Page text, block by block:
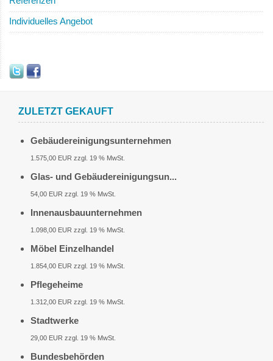
Individuelles Angebot
ZULETZT GEKAUFT
Gebäudereinigungsunternehmen
1.575,00 EUR zzgl. 19 % MwSt.
Glas- und Gebäudereinigungsun...
54,00 EUR zzgl. 19 % MwSt.
Innenausbauunternehmen
1.098,00 EUR zzgl. 19 % MwSt.
Möbel Einzelhandel
1.854,00 EUR zzgl. 19 % MwSt.
Pflegeheime
1.312,00 EUR zzgl. 19 % MwSt.
Stadtwerke
29,00 EUR zzgl. 19 % MwSt.
Bundesbehörden